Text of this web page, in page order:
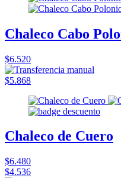
Chaleco Cabo
$6.520
$5.868
Chaleco de Cuero
$6.480
$4.536